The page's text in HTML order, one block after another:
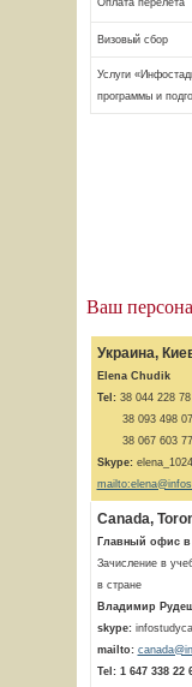
Оплата перелета
Визовый сбор
Услуги
программы и
Ваш
Украина,
Elena Chudik
Tel:38 044 228 78
38 093 498 07
38 067 603 77
Skype:
Canada,
Главный офис в
Зачисление в
в стране
Владимир
skype:
mailto:
Tel: 1 647 338 22